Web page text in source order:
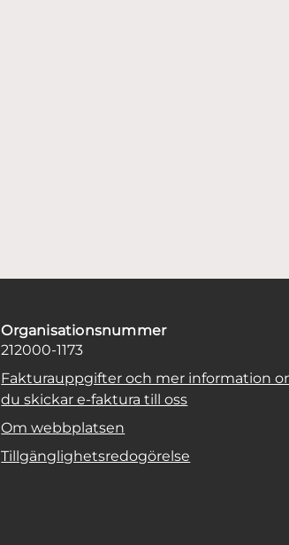
Organisationsnummer
212000-1173
Fakturauppgifter och mer information
du skickar e-faktura till oss
Om webbplatsen
Tillgänglighetsredogörelse